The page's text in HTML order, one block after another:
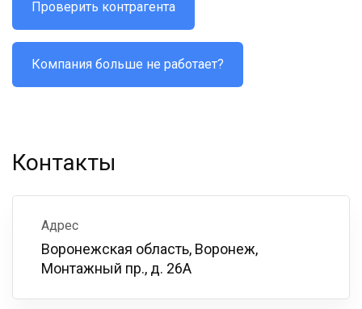
Проверить контрагента
Компания больше не работает?
Контакты
Адрес
Воронежская область, Воронеж,
Монтажный пр., д. 26А